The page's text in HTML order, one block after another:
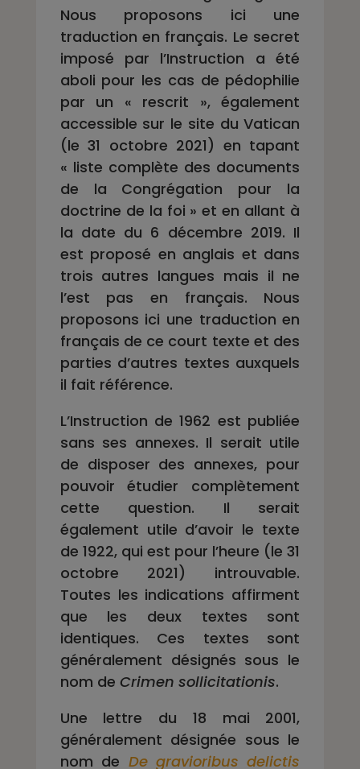
Nous proposons ici une
traduction en français. Le secret
imposé par l’Instruction a été
aboli pour les cas de pédophilie
par un « rescrit », également
accessible sur le site du Vatican
(le 31 octobre 2021) en tapant
« liste complète des documents
de la Congrégation pour la
doctrine de la foi » et en allant à
la date du 6 décembre 2019. Il
est proposé en anglais et dans
trois autres langues mais il ne
l’est pas en français. Nous
proposons ici une traduction en
français de ce court texte et des
parties d’autres textes auxquels
il fait référence.
L’Instruction de 1962 est publiée
sans ses annexes. Il serait utile
de disposer des annexes, pour
pouvoir étudier complètement
cette question. Il serait
également utile d’avoir le texte
de 1922, qui est pour l’heure (le 31
octobre 2021) introuvable.
Toutes les indications affirment
que les deux textes sont
identiques. Ces textes sont
généralement désignés sous le
nom de Crimen sollicitationis.
Une lettre du 18 mai 2001,
généralement désignée sous le
nom de De gravioribus delictis